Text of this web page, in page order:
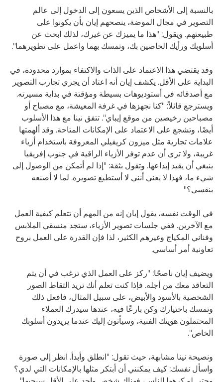
بالنسبة إلى الأشخاص الذين يسعون إلى الدخول إلى عالم
التصوير في مجال الموضة، ينصحهم إيان بأن يكونوا على
طبيعتهم. ويقول: "هذا ما يميزك عن غيرك، لذلك ابحث عن
أسلوبك ورأيك الخاصين بك، وتمسك بهما واعمل على تطويرهما".
وقد يقتضي هذا الاعتماد على الذات والاكتفاء بموارد محدودة، في
البداية على الأقل. يكشف إيان أنه اعتاد أن يجري تجارب التصوير
مع أصدقائه في أستوديوهات بسيطة ومؤقتة في بداية مسيرته.
ويسترجع قائلاً: "كنا نجهزها في غرفة المعيشة، مع مصباح أو
مصباحين رخيصين من موقع إيباي". تتفق نينا مع هذا الأسلوب
أيضًا، وتشجع على الاعتماد على الإمكانات المتاحة. وقد ألهمتها
علامات تجارية مثل ميزون كريفيلي المعروفة باستخدام أزياء
غريبة، ولا ترى أن عدم توفر الأزياء الراقية في جنوب إفريقيا
ينبغي أن يقيد إبداعها. وتقول بثقة: "إذا لم أتمكن من الوصول إلى
شيء ما، فهذا لا يعني أنني لا أستطيع تصويره. لما لا أصنعه
بنفسي؟"
في الوقت نفسه، يقول إيان إنه من المهم أن تتعلم كيفية العمل
مع الآخرين. ففي جلسات تصوير الأزياء، ستجد منسقي الملابس
وفناني المكياج وغيرهم الكثير، لذا فإن القدرة على العمل بروح
تعاونية أمر أساسي.
ويضيف إيان ناصحًا: "ركز على العمل الذي ترغب في أن يتم
التعاقد معك من أجله. فإذا كنت تعلم أنك تريد التقاط الصور
الشخصية بالأسود والأبيض، على سبيل المثال، فافعل ذلك
وتمسك باختيارك وكن بارعًا فيه، عندها سيدرك العملاء
المحتملون هويتك الفنية، وسيأتون إليك عندما يريدون أسلوبك
الخاص".
ونصيحة نينا مشابهة، حيث تقول: "انطلق وأبدأ. انظر إلى صورة
واسأل نفسك: كيف يمكنني أن أبتكر مثلها بالإمكانات التي لدي؟